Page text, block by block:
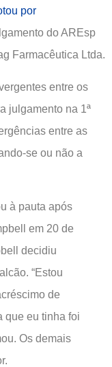
por
do AREsp
Farmacêutica Ltda.
entre os
julgamento na 1ª
entre as
se ou não a
à pauta após
em 20 de
decidiu
“Estou
de
que eu tinha foi
Os demais